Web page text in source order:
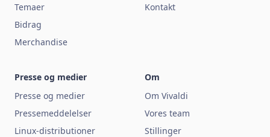
Temaer
Bidrag
Merchandise
Kontakt
Presse og medier
Presse og medier
Pressemeddelelser
Linux-distributioner
Om
Om Vivaldi
Vores team
Stillinger